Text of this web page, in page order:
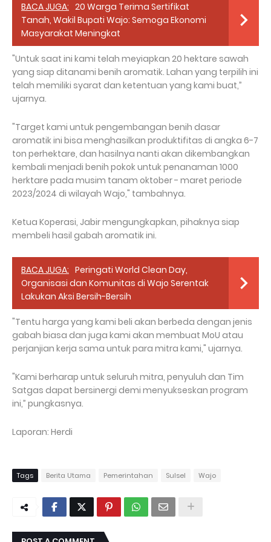
BACA JUGA: 20 Warga Terima Sertifikat
Tanah, Wakil Bupati Wajo: Semoga Ekonomi
Masyarakat Meningkat
"Untuk saat ini kami telah meyiapkan 20 hektare sawah
yang siap ditanami benih aromatik. Lahan yang terpilih ini
telah memiliki syarat dan ketentuan yang kami buat,”
ujarnya.
"Target kami untuk pengembangan benih dasar
aromatik ini bisa menghasilkan produktifitas di angka 6-7
ton perhektare, dan hasilnya nanti akan dikembangkan
kembali menjadi benih pokok untuk penanaman 1000
herktare pada musim tanam oktober - maret periode
2023/2024 di wilayah Wajo," tambahnya.
Ketua Koperasi, Jabir mengungkapkan, pihaknya siap
membeli hasil gabah aromatik ini.
BACA JUGA: Peringati World Clean Day,
Organisasi dan Komunitas di Wajo Serentak
Lakukan Aksi Bersih-Bersih
"Tentu harga yang kami beli akan berbeda dengan jenis
gabah biasa dan juga kami akan membuat MoU atau
perjanjian kerja sama untuk para mitra kami," ujarnya.
"Kami berharap untuk seluruh mitra, penyuluh dan Tim
Satgas dapat bersinergi demi menyukseskan program
ini,” pungkasnya.
Laporan: Herdi
Tags Berita Utama Pemerintahan Sulsel Wajo